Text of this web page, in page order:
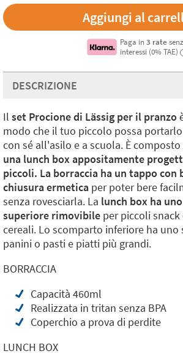
Paga in 3 rate
interessi (0% TAE)
DESCRIZIONE
Il set Procione di Lässig per il pranzo
modo che il tuo piccolo possa
con sé all'asilo e a scuola. È composto
una lunch box appositamente
piccoli. La borraccia ha un tappo con
chiusura ermetica per poter bere
senza rovesciarla. La lunch box ha
superiore rimovibile per piccoli
cereali. Lo scomparto inferiore ha uno
panini o pasti e piatti più grandi.
BORRACCIA
Capacità 460ml
Realizzata in tritan senza BPA
Coperchio a prova di perdite
LUNCH BOX